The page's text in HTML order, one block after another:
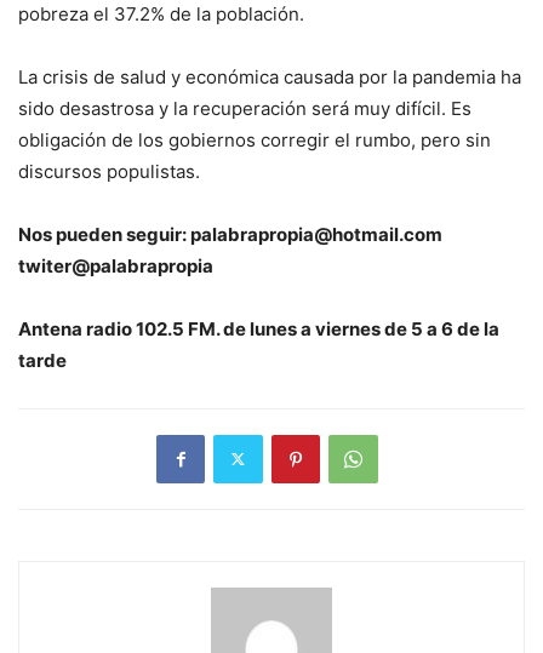
pobreza el 37.2% de la población.
La crisis de salud y económica causada por la pandemia ha
sido desastrosa y la recuperación será muy difícil. Es
obligación de los gobiernos corregir el rumbo, pero sin
discursos populistas.
Nos pueden seguir:palabrapropia@hotmail.com
twiter@palabrapropia
Antena radio 102.5 FM. de lunes a viernes de 5 a 6 de la
tarde